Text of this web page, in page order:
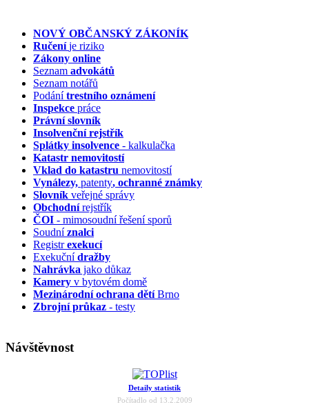
NOVÝ OBČANSKÝ ZÁKONÍK
Ručeníje riziko
Zákony online
Seznam advokátů
Seznam notářů
Podánítrestního oznámení
Inspekce práce
Právní slovník
Insolvenčnírejstřík
Splátky insolvence - kalkulačka
Katastr nemovitostí
Vklad do katastru nemovitostí
Vynálezy, patenty, ochranné známky
Slovník veřejné správy
Obchodnírejstřík
ČOI - mimosoudní řešení sporů
Soudníznalci
Registrexekucí
Exekučnídražby
Nahrávka jako důkaz
Kamery v bytovém domě
Mezinárodní ochrana dětíBrno
Zbrojní průkaz - testy
Návštěvnost
Detaily statistik
Počítadlo od 13.2.2009